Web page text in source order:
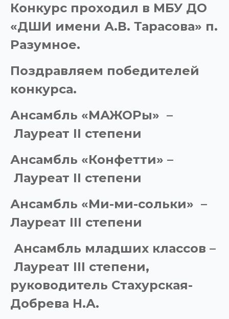
Конкурс проходил в МБУ ДО
«ДШИ имени А.В. Тарасова» п.
Разумное.
Поздравляем победителей
конкурса.
Ансамбль «МАЖОРы» –
Лауреат II степени
Ансамбль «Конфетти» –
Лауреат II степени
Ансамбль «Ми-ми-сольки» –
Лауреат III степени
Ансамбль младших классов –
Лауреат III степени,
руководитель Стахурская-
Добрева Н.А.